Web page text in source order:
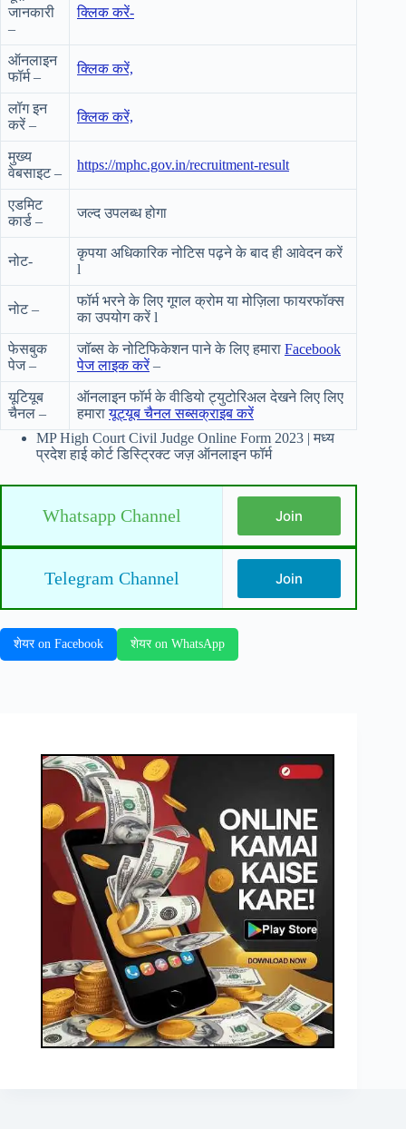
जानकारी
–
क्लिक करें-
ऑनलाइन
फॉर्म –
क्लिक करें,
लॉग इन
करें –
क्लिक करें,
मुख्य
वेबसाइट –
https://mphc.gov.in/recruitment-result
एडमिट
कार्ड –
जल्द उपलब्ध होगा
नोट-
कृपया अधिकारिक नोटिस पढ़ने के बाद ही आवेदन करें
l
नोट –
फॉर्म भरने के लिए गूगल क्रोम या मोज़िला फायरफॉक्स
का उपयोग करें l
फेसबुक
पेज –
जॉब्स के नोटिफिकेशन पाने के लिए हमारा Facebook
पेज लाइक करें–
यूटियूब
चैनल –
ऑनलाइन फॉर्म के वीडियो ट्युटोरिअल देखने लिए लिए
हमारायूट्यूब चैनल सब्सक्राइब करें
MP High Court Civil Judge Online Form 2023 | मध्य
प्रदेश हाई कोर्ट डिस्ट्रिक्ट जज़ ऑनलाइन फॉर्म
Whatsapp Channel Join
Telegram Channel Join
शेयर on Facebook शेयर on WhatsApp